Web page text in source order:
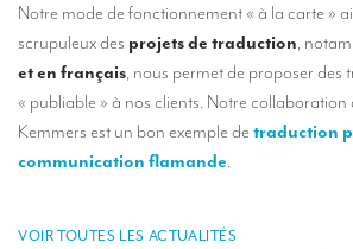
Accompagnement de personnalités
Des interprètes à Bruxelles
Des interprètes de conférences à Liège
Notre mode de fonctionnement « à la carte »
scrupuleux des projets de traduction,
et en français, nous permet de proposer des
« publiable » à nos clients. Notre collaboration
Kemmers est un bon exemple de traduction
communication flamande.
VOIR TOUTES LES ACTUALITÉS